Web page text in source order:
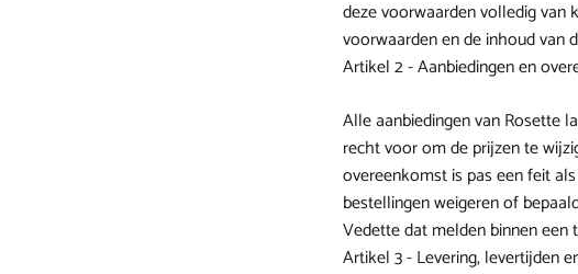
deze voorwaarden volledig
voorwaarden en de inhoud van
Artikel 2 - Aanbiedingen en
Alle aanbiedingen van Rosette
recht voor om de prijzen te
overeenkomst is pas een feit
bestellingen weigeren of
Vedette dat melden binnen een
Artikel 3 - Levering, levertijden